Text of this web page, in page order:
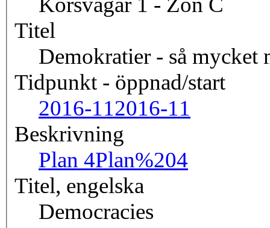
Titel
Demokratier - så mycket
Tidpunkt - öppnad/start
2016-112016-11
Beskrivning
Plan 4Plan%204
Titel, engelska
Democracies